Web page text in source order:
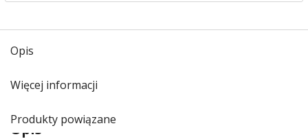
Opis
Więcej informacji
Produkty powiązane
Opis